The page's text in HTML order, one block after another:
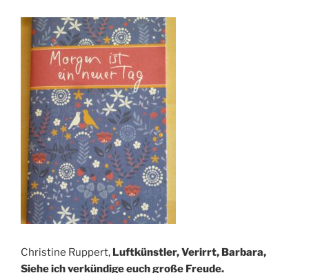
Christine Ruppert, Luftkünstler, Verirrt, Barbara,
Siehe ich verkündige euch große Freude.